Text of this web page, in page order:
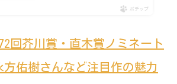
ポチップ
回芥川賞・直木賞ノミネート
佑樹さんなど注目作の魅力